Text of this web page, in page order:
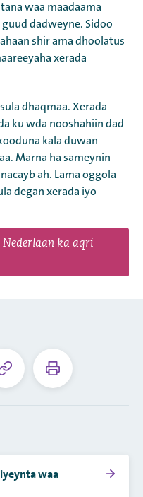
waa maadaama
dadweyne. Sidoo
shir ama dhoolatus
xerada
dhaqmaa. Xerada
ku wda nooshahiin dad
kala duwan
Marna ha sameynin
ah. Lama oggola
degan xerada iyo
Nederlaan ka aqri
Koobiyee
URL-
Daabac
boggaan
waa